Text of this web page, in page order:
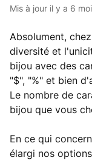
Mis à jour il y a 6
Absolument,
diversité et
bijou avec des
"$", "%" et bien
Le nombre de
bijou que vous
En ce qui
élargi nos